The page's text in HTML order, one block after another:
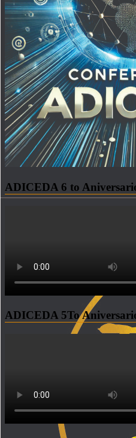
ADICEDA 6 to
ADICEDA 5To